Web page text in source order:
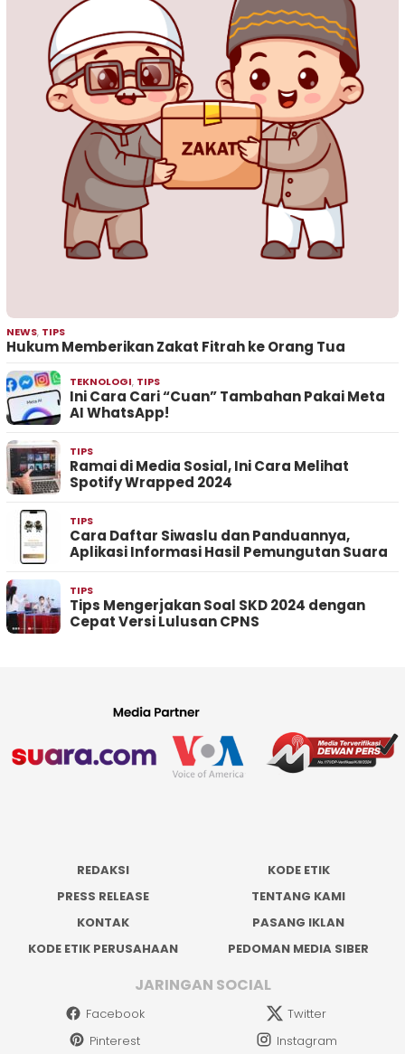
NEWS, TIPS
Hukum Memberikan Zakat Fitrah ke Orang Tua
TEKNOLOGI, TIPS
Ini Cara Cari “Cuan” Tambahan Pakai Meta
AI WhatsApp!
TIPS
Ramai di Media Sosial, Ini Cara Melihat
Spotify Wrapped 2024
TIPS
Cara Daftar Siwaslu dan Panduannya,
Aplikasi Informasi Hasil Pemungutan Suara
TIPS
Tips Mengerjakan Soal SKD 2024 dengan
Cepat Versi Lulusan CPNS
REDAKSI
KODE ETIK
PRESS RELEASE
TENTANG KAMI
KONTAK
PASANG IKLAN
KODE ETIK PERUSAHAAN
PEDOMAN MEDIA SIBER
JARINGAN SOCIAL
Facebook
Twitter
Pinterest
Instagram